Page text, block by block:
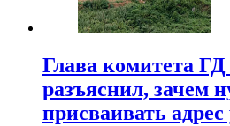
Глава комитета
разъяснил, зачем
присваивать адрес